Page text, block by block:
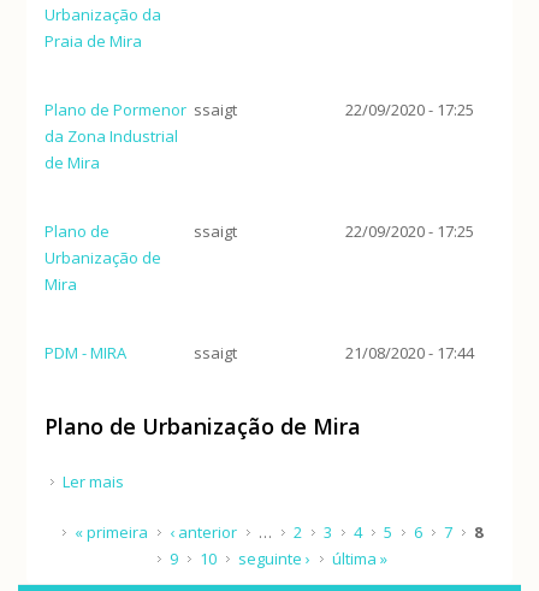
Urbanização da
Praia de Mira
Plano de Pormenor
da Zona Industrial
de Mira
ssaigt 22/09/2020 - 17:25
Plano de
Urbanização de
Mira
ssaigt 22/09/2020 - 17:25
PDM - MIRA ssaigt 21/08/2020 - 17:44
Plano de Urbanização de Mira
Ler mais
Páginas
« primeira ‹ anterior … 2 3 4 5 6 7
8
9
10 seguinte › última »